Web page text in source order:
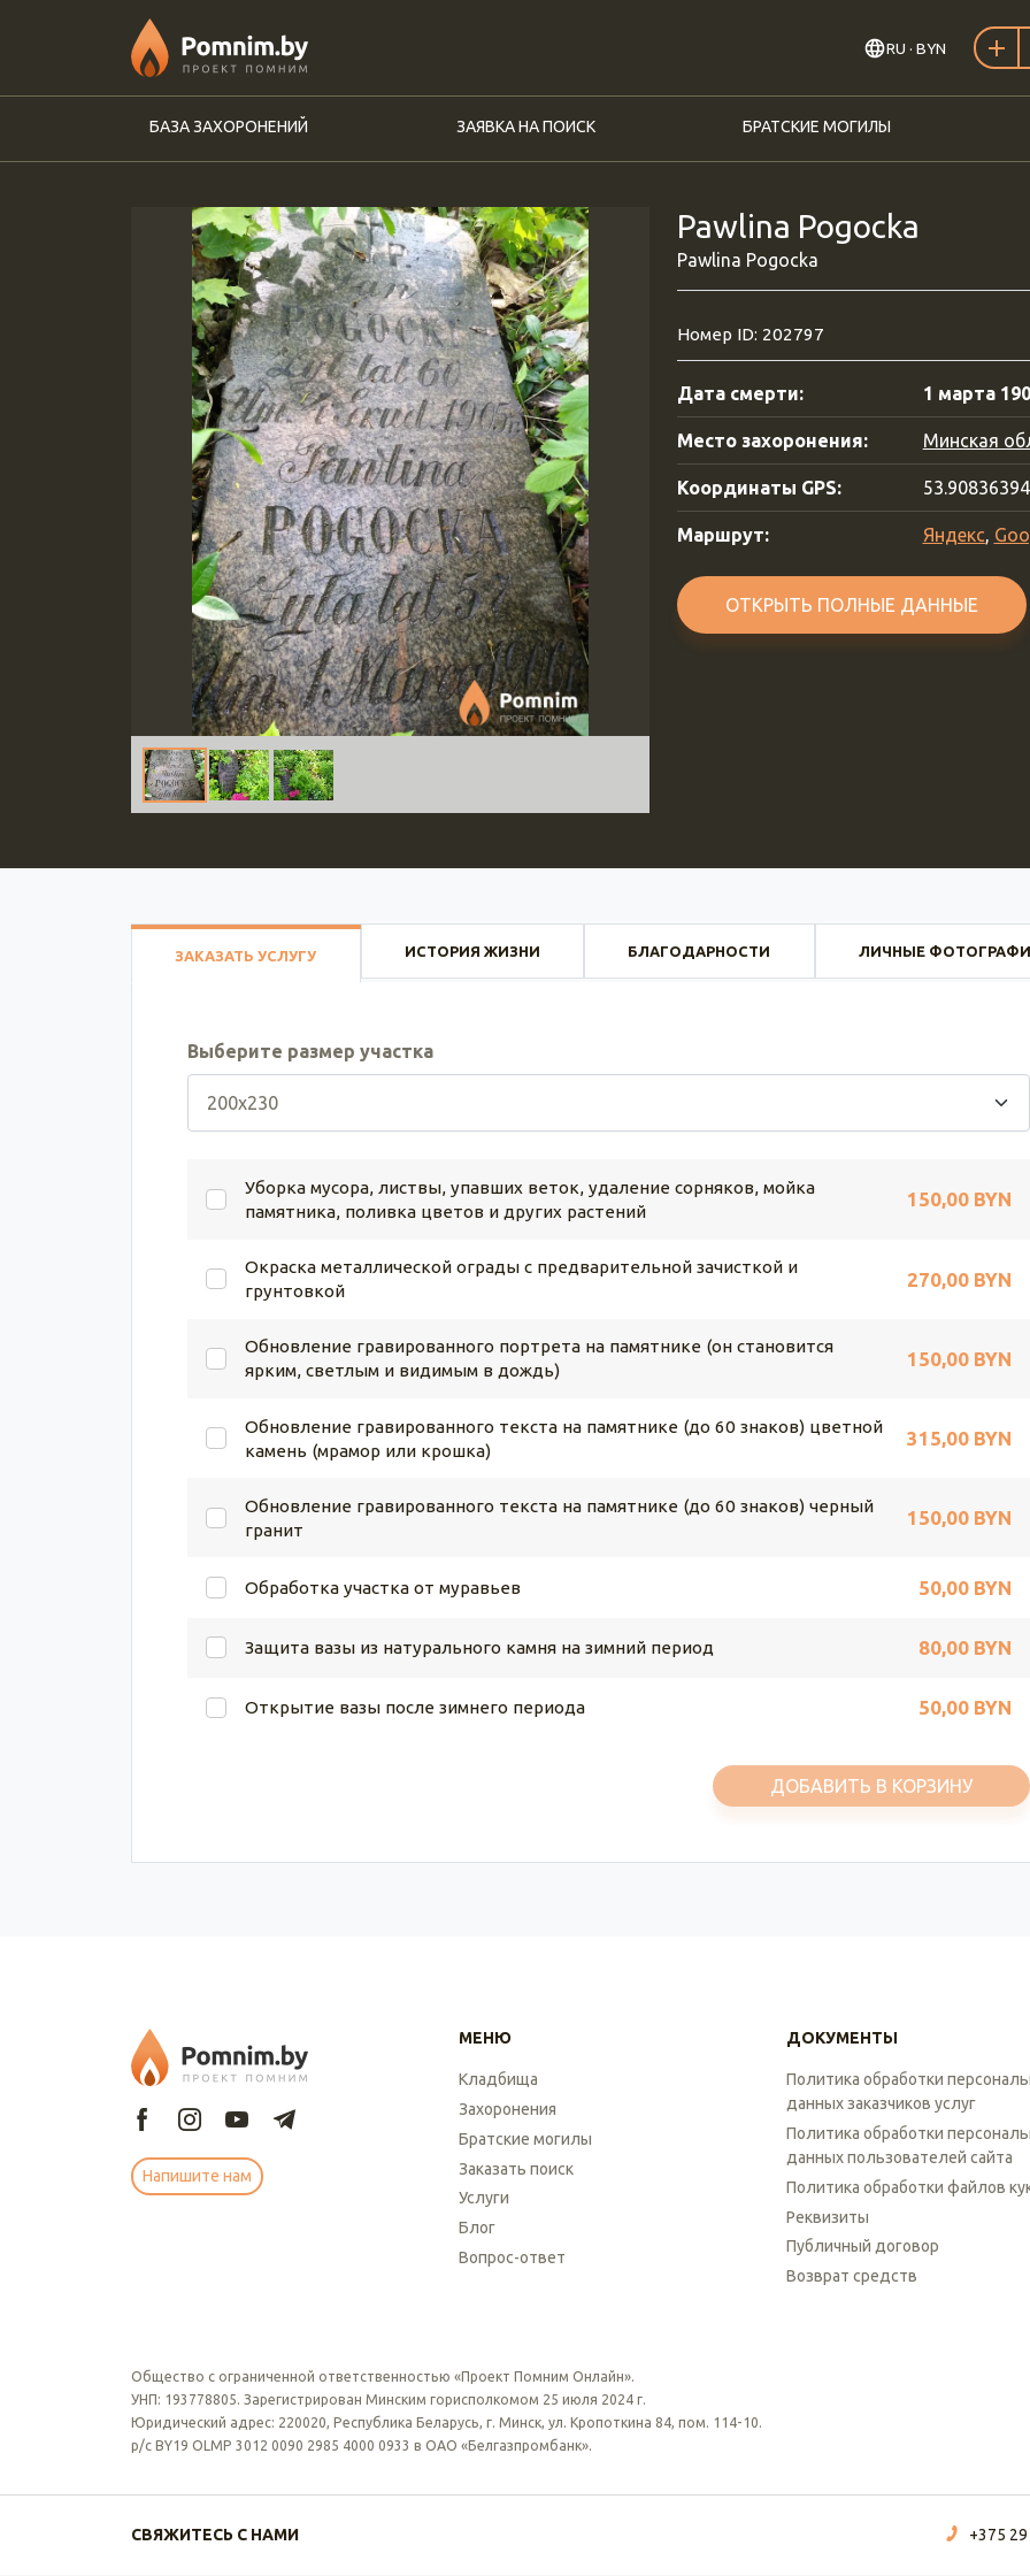
RU · BYN
БАЗА ЗАХОРОНЕНИЙ ЗАЯВКА НА ПОИСК БРАТСКИЕ МОГИЛЫ
Pawlina Pogocka
Pawlina Pogocka
Номер ID: 202797
Дата смерти: 1 марта
Место захоронения: Минская
Координаты GPS:
Маршрут: Яндекс,
ОТКРЫТЬ ПОЛНЫЕ ДАННЫЕ
ЗАКАЗАТЬ УСЛУГУ ИСТОРИЯ ЖИЗНИ БЛАГОДАРНОСТИ ЛИЧНЫЕ
Выберите размер участка
Уборка мусора, листвы, упавших веток, удаление сорняков, мойка
памятника, поливка цветов и других растений
150,00 BYN
Окраска металлической ограды с предварительной зачисткой и
грунтовкой
270,00 BYN
Обновление гравированного портрета на памятнике (он становится
ярким, светлым и видимым в дождь)
150,00 BYN
Обновление гравированного текста на памятнике (до 60 знаков) цветной
камень (мрамор или крошка)
315,00 BYN
Обновление гравированного текста на памятнике (до 60 знаков) черный
гранит
150,00 BYN
Обработка участка от муравьев 50,00 BYN
Защита вазы из натурального камня на зимний период 80,00 BYN
Открытие вазы после зимнего периода 50,00 BYN
ДОБАВИТЬ В КОРЗИНУ
Напишите нам
МЕНЮ
Кладбища
Захоронения
Братские могилы
Заказать поиск
Услуги
Блог
Вопрос-ответ
ДОКУМЕНТЫ
Политика обработки
данных заказчиков услуг
Политика обработки
данных пользователей сайта
Политика обработки файлов
Реквизиты
Публичный договор
Возврат средств
Общество с ограниченной ответственностью «Проект Помним Онлайн».
УНП: 193778805. Зарегистрирован Минским горисполкомом 25 июля 2024 г.
Юридический адрес: 220020, Республика Беларусь, г. Минск, ул. Кропоткина 84, пом. 114-10.
р/с BY19 OLMP 3012 0090 2985 4000 0933 в ОАО «Белгазпромбанк».
СВЯЖИТЕСЬ С НАМИ +375